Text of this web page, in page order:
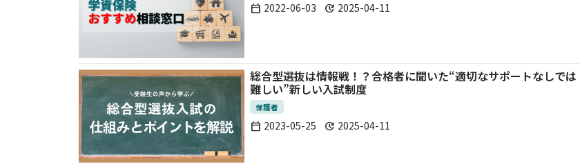
calendar_today 2022-06-03 update 2025-04-11
総合型選抜は情報戦！？合格者に聞いた“適切なサポートなしでは
難しい”新しい入試制度
保護者
calendar_today 2023-05-25 update 2025-04-11